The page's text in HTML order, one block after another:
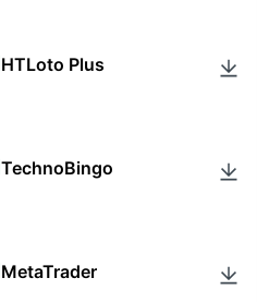
HTLoto Plus
TechnoBingo
MetaTrader